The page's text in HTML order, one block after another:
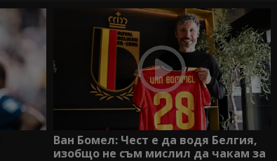
Ван Бомел: Чест е да водя Белгия,
изобщо не съм мислил да чакам за